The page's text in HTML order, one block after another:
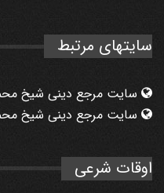
سایتهای مرتبط
سایت مرجع دینی شیخ
سایت مرجع دینی شیخ
اوقات شرعی